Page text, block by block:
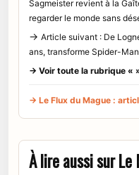
Sagmeister revient à la
regarder le monde sans
→ Article suivant : De
ans, transforme Spider-
→ Voir toute la rubrique «
→ Le Flux du Mague :
À lire aussi sur Le